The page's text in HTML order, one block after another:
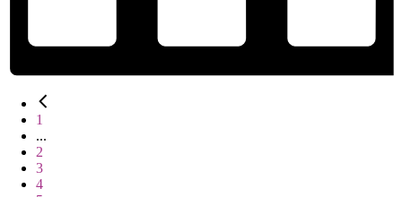
1
...
2
3
4